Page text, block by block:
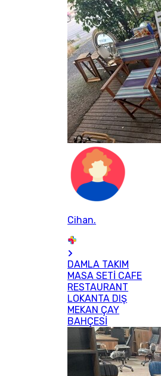
Cihan.
DAMLA TAKIM
MASA SETİ CAFE
RESTAURANT
LOKANTA DIŞ
MEKAN ÇAY
BAHÇESİ